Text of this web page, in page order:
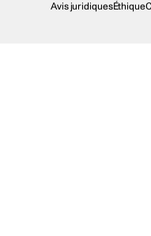
Avis juridiquesÉthique